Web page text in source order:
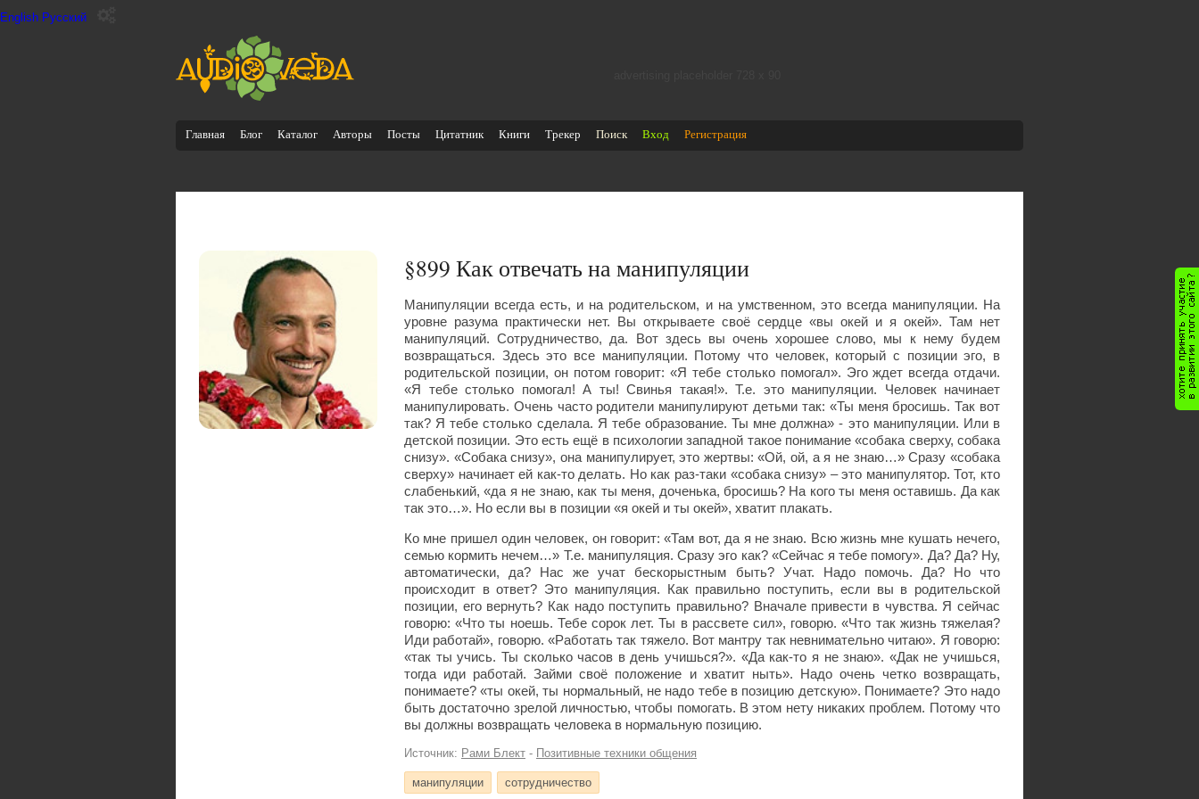
English Русский
Главная Блог Каталог Авторы Посты Цитатник Книги Трекер Поиск Вход Регистрация
§899 Как отвечать на манипуляции
Манипуляции всегда есть, и на родительском, и на умственном, это всегда манипуляции. На
уровне разума практически нет. Вы открываете своё сердце «вы окей и я окей». Там нет
манипуляций. Сотрудничество, да. Вот здесь вы очень хорошее слово, мы к нему будем
возвращаться. Здесь это все манипуляции. Потому что человек, который с позиции эго, в
родительской позиции, он потом говорит: «Я тебе столько помогал». Эго ждет всегда отдачи.
«Я тебе столько помогал! А ты! Свинья такая!». Т.е. это манипуляции. Человек начинает
манипулировать. Очень часто родители манипулируют детьми так: «Ты меня бросишь. Так вот
так? Я тебе столько сделала. Я тебе образование. Ты мне должна» - это манипуляции. Или в
детской позиции. Это есть ещё в психологии западной такое понимание «собака сверху, собака
снизу». «Собака снизу», она манипулирует, это жертвы: «Ой, ой, а я не знаю…» Сразу «собака
сверху» начинает ей как-то делать. Но как раз-таки «собака снизу» – это манипулятор. Тот, кто
слабенький, «да я не знаю, как ты меня, доченька, бросишь? На кого ты меня оставишь. Да как
так это…». Но если вы в позиции «я окей и ты окей», хватит плакать.
Ко мне пришел один человек, он говорит: «Там вот, да я не знаю. Всю жизнь мне кушать нечего,
семью кормить нечем…» Т.е. манипуляция. Сразу эго как? «Сейчас я тебе помогу». Да? Да? Ну,
автоматически, да? Нас же учат бескорыстным быть? Учат. Надо помочь. Да? Но что
происходит в ответ? Это манипуляция. Как правильно поступить, если вы в родительской
позиции, его вернуть? Как надо поступить правильно? Вначале привести в чувства. Я сейчас
говорю: «Что ты ноешь. Тебе сорок лет. Ты в рассвете сил», говорю. «Что так жизнь тяжелая?
Иди работай», говорю. «Работать так тяжело. Вот мантру так невнимательно читаю». Я говорю:
«так ты учись. Ты сколько часов в день учишься?». «Да как-то я не знаю». «Дак не учишься,
тогда иди работай. Займи своё положение и хватит ныть». Надо очень четко возвращать,
понимаете? «ты окей, ты нормальный, не надо тебе в позицию детскую». Понимаете? Это надо
быть достаточно зрелой личностью, чтобы помогать. В этом нету никаких проблем. Потому что
вы должны возвращать человека в нормальную позицию.
Источник: Рами Блект - Позитивные техники общения
манипуляции сотрудничество